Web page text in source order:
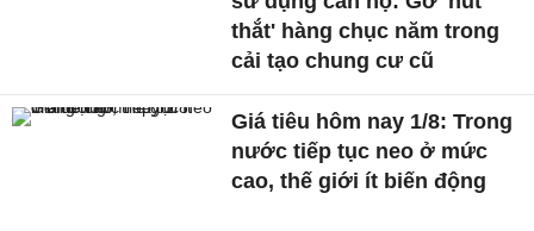
thắt' hàng chục năm trong
cải tạo chung cư cũ
Giá tiêu hôm nay 1/8: Trong
nước tiếp tục neo ở mức
cao, thế giới ít biến động